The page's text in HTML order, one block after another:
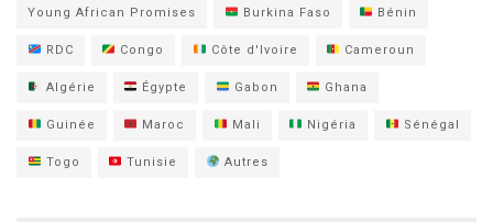
Young African Promises Burkina Faso Bénin
RDC Congo Côte d'Ivoire Cameroun
Algérie Égypte Gabon Ghana
Guinée Maroc Mali Nigéria Sénégal
Togo Tunisie Autres